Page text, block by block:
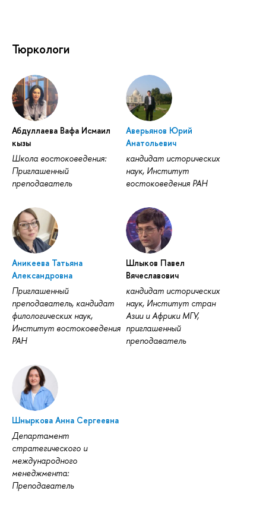
Тюркологи
Абдуллаева Вафа Исмаил
кызы
Школа востоковедения:
Приглашенный
преподаватель
Аверьянов Юрий
Анатольевич
кандидат исторических
наук, Институт
востоковедения РАН
Аникеева Татьяна
Александровна
Приглашенный
преподаватель, кандидат
филологических наук,
Институт востоковедения
РАН
Шлыков Павел
Вячеславович
кандидат исторических
наук, Институт стран
Азии и Африки МГУ,
приглашенный
преподаватель
Шныркова Анна Сергеевна
Департамент
стратегического и
международного
менеджмента:
Преподаватель